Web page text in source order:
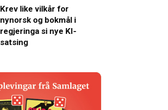
Krev like vilkår for
nynorsk og bokmål i
regjeringa si nye KI-
satsing